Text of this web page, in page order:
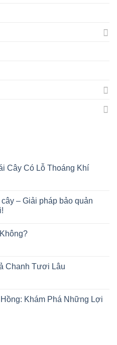
Cây Có Lỗ Thoáng Khí
– Giải pháp bảo quản
Chanh Tươi Lâu
Khám Phá Những Lợi